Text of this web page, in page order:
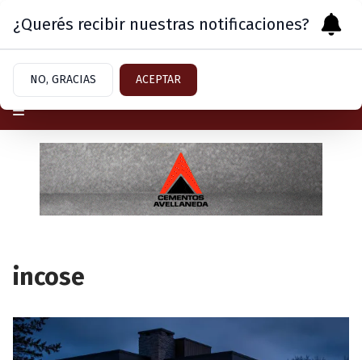
Domingo 9 de Agosto
incose
¿Querés recibir nuestras notificaciones?
NO, GRACIAS ACEPTAR